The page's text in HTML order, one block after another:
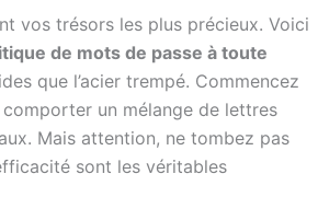
vos trésors les plus précieux. Voici
de mots de passe à toute
que l’acier trempé. Commencez
un mélange de lettres
Mais attention, ne tombez pas
sont les véritables